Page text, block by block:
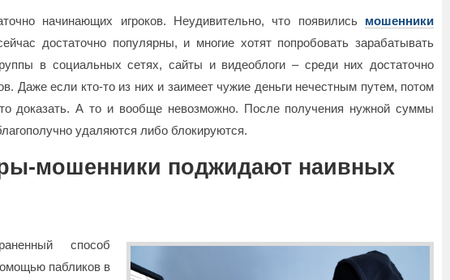
начинающих игроков. Неудивительно, что появились мошенники
достаточно популярны, и многие хотят попробовать зарабатывать
в социальных сетях, сайты и видеоблоги – среди них достаточно
Даже если кто-то из них и заимеет чужие деньги нечестным путем, потом
доказать. А то и вообще невозможно. После получения нужной суммы
удаляются либо блокируются.
мошенники поджидают наивных
способ
пабликов в